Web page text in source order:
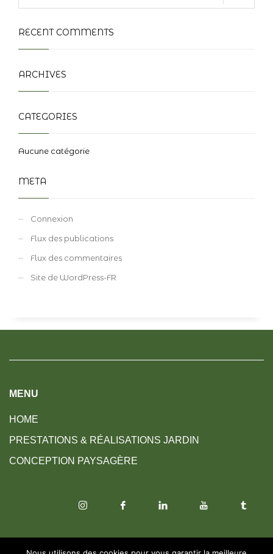
RECENT COMMENTS
ARCHIVES
CATEGORIES
Aucune catégorie
META
Connexion
Flux des publications
Flux des commentaires
Site de WordPress-FR
MENU
HOME
PRESTATIONS & RÉALISATIONS JARDIN
CONCEPTION PAYSAGÈRE
© 2026. Tous droits réservés.Mentions légales